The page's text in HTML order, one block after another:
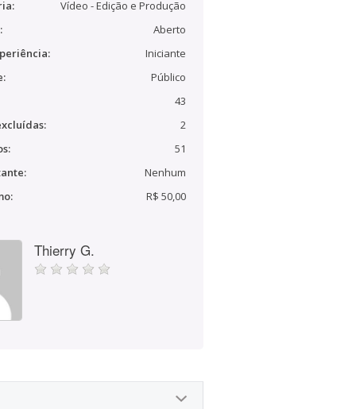
Vídeo - Edição e Produção
Aberto
Iniciante
Público
43
2
51
Nenhum
R$ 50,00
Thierry G.